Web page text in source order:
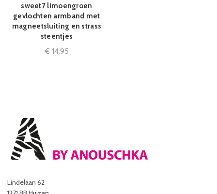
sweet7 limoengroen
gevlochten armband met
magneetsluiting en strass
steentjes
€ 14,95
Lindelaan 62